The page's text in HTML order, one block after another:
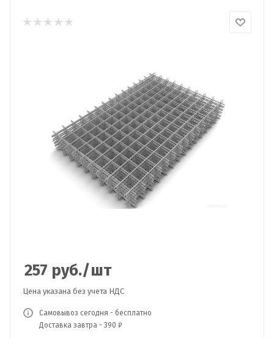
257 руб./шт
Цена указана без учета НДС
Самовывоз сегодня - бесплатно
Доставка завтра - 390 ₽